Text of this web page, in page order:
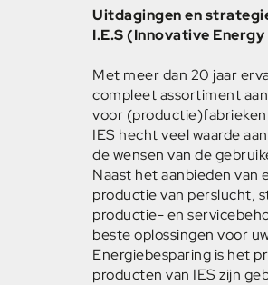
Uitdagingen en
I.E.S (Innovative
Met meer dan 20 jaar
compleet assortiment
voor
IES hecht veel waarde
de wensen van de
Naast het aanbieden
productie van perslucht,
productie- en
beste oplossingen voor
Energiebesparing is het
producten van IES zijn